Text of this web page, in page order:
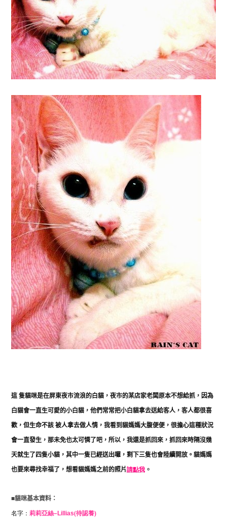
這 隻貓咪是在屏東夜市流浪的白貓，夜市的某店家老闆原本不想給抓，因為
白貓會一直生可愛的小白貓，他們常常把小白貓拿去送給客人，客人都很喜
歡，但生命不該 被人拿去做人情，我看到貓媽媽大腹便便，很擔心這種狀況
會一直發生，那未免也太可憐了吧，所以，我還是抓回來，抓回來時隔沒幾
天就生了四隻小貓，其中一隻已經送出囉，剩下三隻也會陸續開放。貓媽媽
也要來尋找幸福了 ，想看貓媽媽之前的照片請點我。
■貓咪基本資料：
名字： 莉莉亞絲–Lillias(待認養)